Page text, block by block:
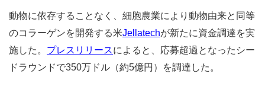
動物に依存することなく、細胞農業により動物由来と同等
のコラーゲンを開発する米Jellatechが新たに資金調達を実
施した。 プレスリリースによると、応募超過となったシー
ドラウンドで350万ドル（約5億円）を調達した。